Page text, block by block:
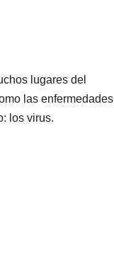
lugares del
las enfermedades
los virus.